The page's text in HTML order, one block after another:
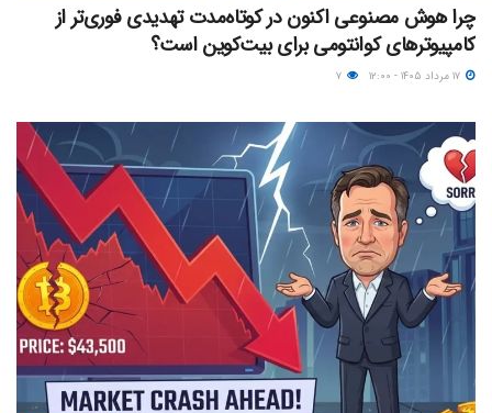
چرا هوش مصنوعی اکنون در کوتاه‌مدت تهدیدی فوری‌تر از
کامپیوترهای کوانتومی برای بیت‌کوین است؟